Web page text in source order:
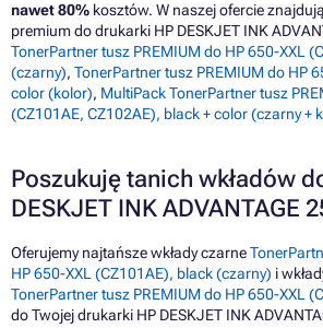
nawet 80% kosztów. W naszej ofercie
premium do drukarki HP DESKJET INK
TonerPartner tusz PREMIUM do HP 650-XXL
(czarny), TonerPartner tusz PREMIUM do HP
color (kolor), MultiPack TonerPartner tusz
(CZ101AE, CZ102AE), black + color (czarny +
Poszukuję tanich wkładów
DESKJET INK ADVANTAGE
Oferujemy najtańsze wkłady czarne
HP 650-XXL (CZ101AE), black (czarny) i
TonerPartner tusz PREMIUM do HP 650-XXL
do Twojej drukarki HP DESKJET INK